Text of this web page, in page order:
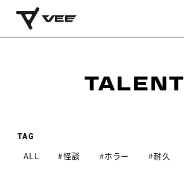
TALENT
TAG
ALL
#怪談 #ホラー #耐久